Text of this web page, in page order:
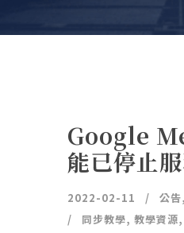
Google
能已停止
2022-02-11 公告,
同步教學, 教學資源,